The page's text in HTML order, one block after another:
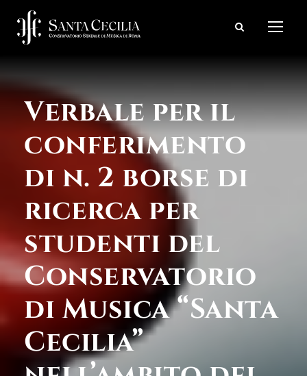
Verbale per il
conferimento
di n. 2 borse di
ricerca per
studenti del
Conservatorio
di Musica “Santa
Cecilia”